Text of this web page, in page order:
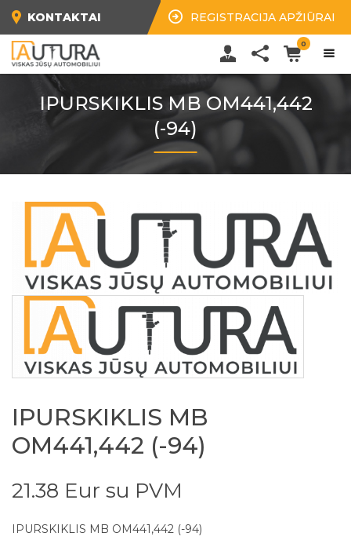
KONTAKTAI REGISTRACIJA APŽIŪRAI
0
IPURSKIKLIS MB OM441,442
(-94)
IPURSKIKLIS MB
OM441,442 (-94)
21.38 Eur su PVM
IPURSKIKLIS MB OM441,442 (-94)